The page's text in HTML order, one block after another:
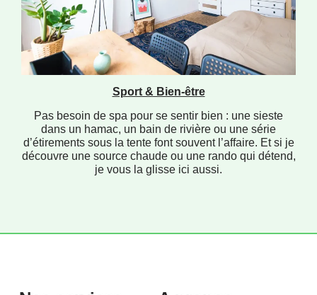
Sport & Bien-être
Pas besoin de spa pour se sentir bien : une sieste
dans un hamac, un bain de rivière ou une série
d’étirements sous la tente font souvent l’affaire. Et si je
découvre une source chaude ou une rando qui détend,
je vous la glisse ici aussi.